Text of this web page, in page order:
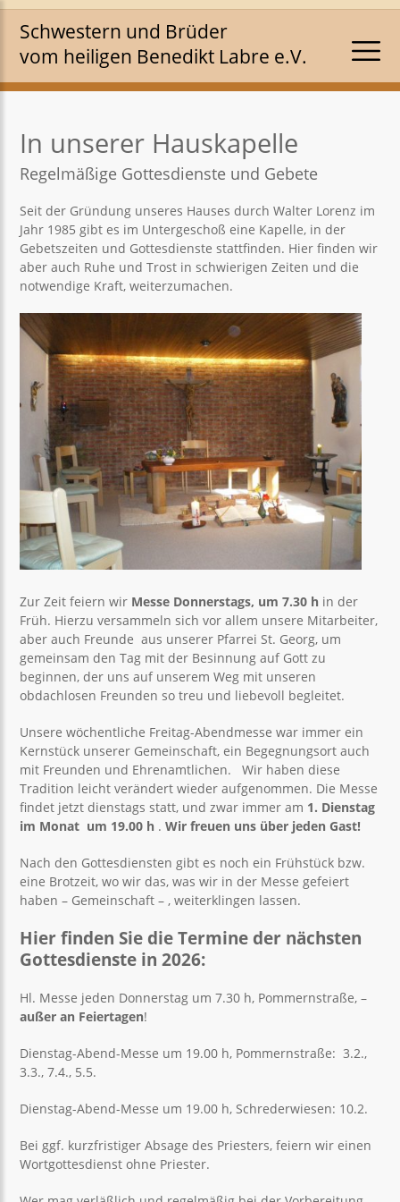
Schwestern und Brüder
vom heiligen Benedikt Labre e.V.
In unserer Hauskapelle
Regelmäßige Gottesdienste und Gebete
Seit der Gründung unseres Hauses durch Walter Lorenz im
Jahr 1985 gibt es im Untergeschoß eine Kapelle, in der
Gebetszeiten und Gottesdienste stattfinden. Hier finden wir
aber auch Ruhe und Trost in schwierigen Zeiten und die
notwendige Kraft, weiterzumachen.
Zur Zeit feiern wir Messe Donnerstags, um 7.30 h in der
Früh. Hierzu versammeln sich vor allem unsere Mitarbeiter,
aber auch Freunde aus unserer Pfarrei St. Georg, um
gemeinsam den Tag mit der Besinnung auf Gott zu
beginnen, der uns auf unserem Weg mit unseren
obdachlosen Freunden so treu und liebevoll begleitet.
Unsere wöchentliche Freitag-Abendmesse war immer ein
Kernstück unserer Gemeinschaft, ein Begegnungsort auch
mit Freunden und Ehrenamtlichen. Wir haben diese
Tradition leicht verändert wieder aufgenommen. Die Messe
findet jetzt dienstags statt, und zwar immer am 1. Dienstag
im Monat um 19.00 h .Wir freuen uns über jeden Gast!
Nach den Gottesdiensten gibt es noch ein Frühstück bzw.
eine Brotzeit, wo wir das, was wir in der Messe gefeiert
haben – Gemeinschaft – , weiterklingen lassen.
Hier finden Sie die Termine der nächsten
Gottesdienste in 2026:
Hl. Messe jeden Donnerstag um 7.30 h, Pommernstraße, –
außer an Feiertagen!
Dienstag-Abend-Messe um 19.00 h, Pommernstraße: 3.2.,
3.3., 7.4., 5.5.
Dienstag-Abend-Messe um 19.00 h, Schrederwiesen: 10.2.
Bei ggf. kurzfristiger Absage des Priesters, feiern wir einen
Wortgottesdienst ohne Priester.